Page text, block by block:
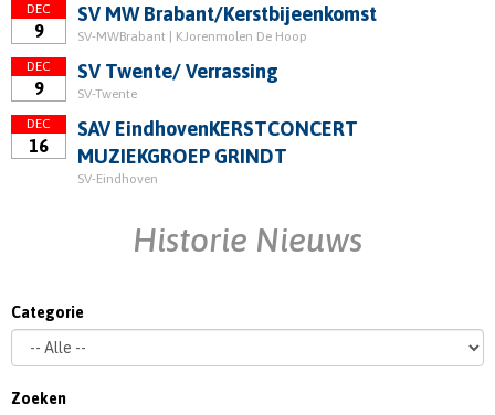
DEC
9
SV MW Brabant/Kerstbijeenkomst
SV-MWBrabant | KJorenmolen De Hoop
DEC
9
SV Twente/ Verrassing
SV-Twente
DEC
16
SAV EindhovenKERSTCONCERT
MUZIEKGROEP GRINDT
SV-Eindhoven
Historie Nieuws
Categorie
Zoeken